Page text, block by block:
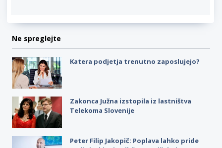
Ne spreglejte
Katera podjetja trenutno zaposlujejo?
Zakonca Južna izstopila iz lastništva
Telekoma Slovenije
Peter Filip Jakopič: Poplava lahko pride